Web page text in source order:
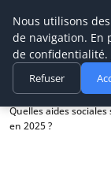
Prospection
Accueil
Actualité
Quelles aides
en 2025 ?
Nous utilisons
de navigation. En
de confidentialité.
Refuser